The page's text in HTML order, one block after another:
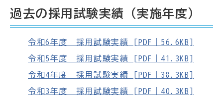
過去の採用試験実績（実施年度）
令和6年度 採用試験実績 [PDF｜56.6KB]
令和5年度 採用試験実績 [PDF｜41.3KB]
令和4年度 採用試験実績 [PDF｜38.3KB]
令和3年度 採用試験実績 [PDF｜40.3KB]